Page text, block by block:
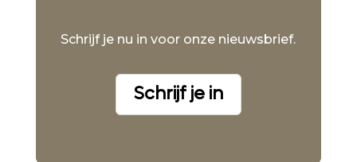
Schrijf je nu in voor onze nieuwsbrief.
Schrijf je in